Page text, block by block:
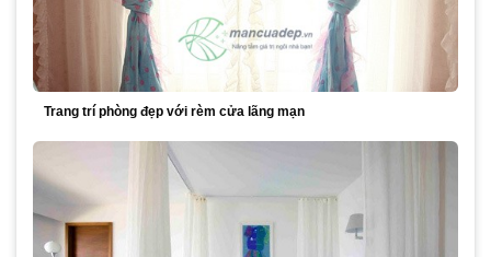
Trang trí phòng đẹp với rèm cửa lãng mạn